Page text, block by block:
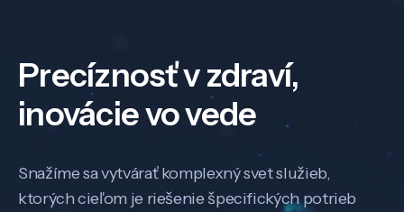
Precíznosť v zdraví,
inovácie vo vede
Snažíme sa vytvárať komplexný svet služieb,
ktorých cieľom je riešenie špecifických potrieb